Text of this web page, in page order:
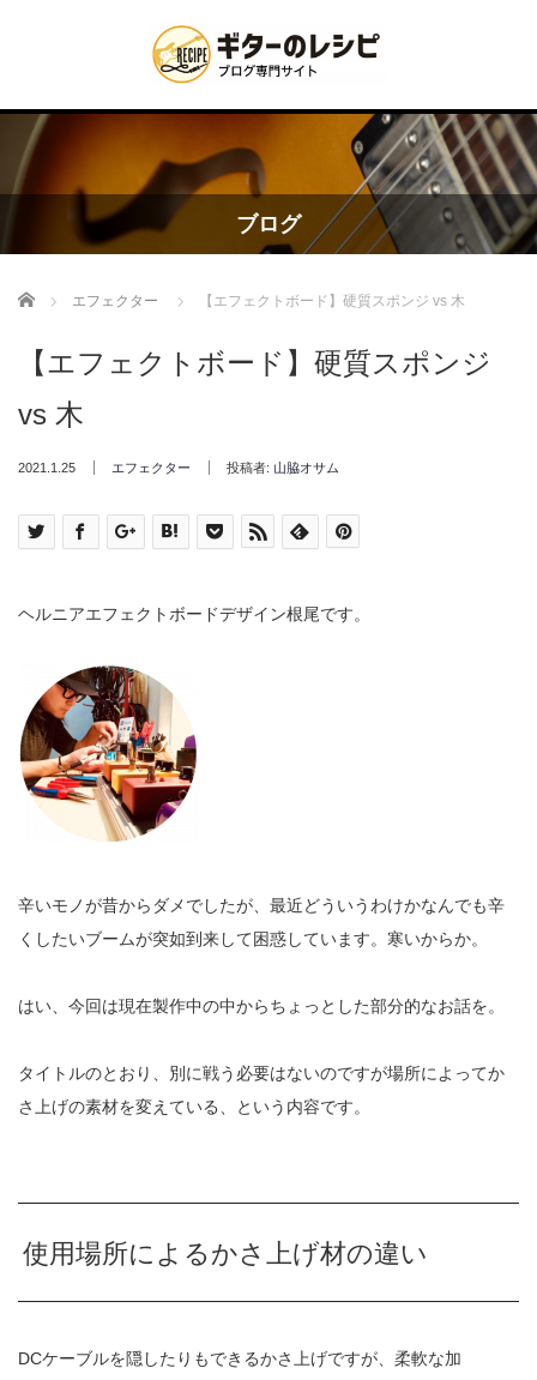
ブログ
Home エフェクター 【エフェクトボード】硬質スポンジ vs 木
【エフェクトボード】硬質スポンジ
vs 木
2021.1.25 エフェクター 投稿者: 山脇オサム
ヘルニアエフェクトボードデザイン根尾です。
辛いモノが昔からダメでしたが、最近どういうわけかなんでも辛
くしたいブームが突如到来して困惑しています。寒いからか。
はい、今回は現在製作中の中からちょっとした部分的なお話を。
タイトルのとおり、別に戦う必要はないのですが場所によってか
さ上げの素材を変えている、という内容です。
使用場所によるかさ上げ材の違い
DCケーブルを隠したりもできるかさ上げですが、柔軟な加